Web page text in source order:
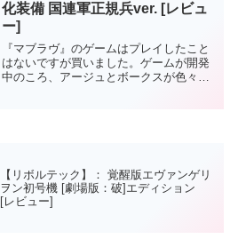
化装備 国連軍正規兵ver. [レビュ
ー]
『マブラヴ』のゲームはプレイしたこと
はないですが買いました。ゲームが開発
中のころ、アージュとボークスが色々と
【リボルテック】： 覚醒版エヴァンゲリ
ヲン初号機 [劇場版：破]エディション
[レビュー]